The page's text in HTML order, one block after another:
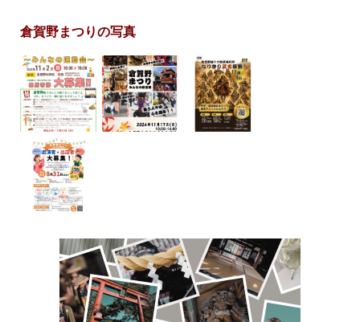
倉賀野まつりの写真